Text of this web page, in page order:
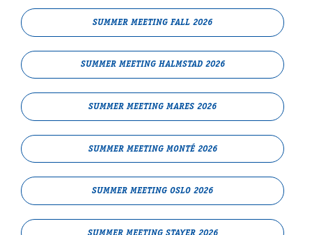
SUMMER MEETING FALL 2026
SUMMER MEETING HALMSTAD 2026
SUMMER MEETING MARES 2026
SUMMER MEETING MONTÉ 2026
SUMMER MEETING OSLO 2026